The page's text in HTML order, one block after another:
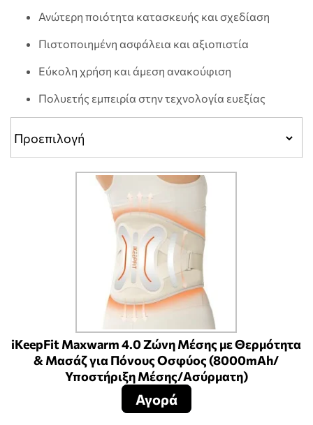
Ανώτερη ποιότητα κατασκευής και σχεδίαση
Πιστοποιημένη ασφάλεια και αξιοπιστία
Εύκολη χρήση και άμεση ανακούφιση
Πολυετής εμπειρία στην τεχνολογία ευεξίας
iKeepFit Maxwarm 4.0 Ζώνη Μέσης με Θερμότητα
& Μασάζ για Πόνους Οσφύος (8000mAh/
Υποστήριξη Μέσης/Ασύρματη)
Αγορά